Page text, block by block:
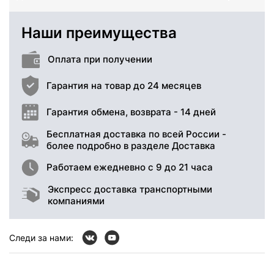
Наши преимущества
Оплата при получении
Гарантия на товар до 24 месяцев
Гарантия обмена, возврата - 14 дней
Бесплатная доставка по всей России -
более подробно в разделе Доставка
Работаем ежедневно с 9 до 21 часа
Экспресс доставка транспортными
компаниями
Следи за нами: